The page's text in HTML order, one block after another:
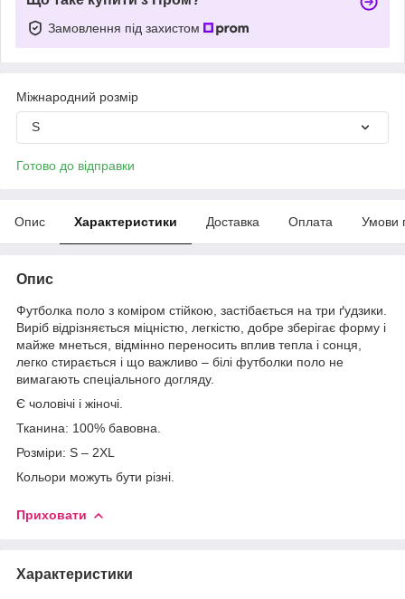
Замовлення під захистом
Міжнародний розмір
S
Готово до відправки
Опис Характеристики Доставка Оплата Умови
Опис
Футболка поло з коміром стійкою, застібається на три ґудзики.
Виріб відрізняється міцністю, легкістю, добре зберігає форму і
майже мнеться, відмінно переносить вплив тепла і сонця,
легко стирається і що важливо – білі футболки поло не
вимагають спеціального догляду.
Є чоловічі і жіночі.
Тканина: 100% бавовна.
Розміри: S – 2XL
Кольори можуть бути різні.
Приховати
Характеристики